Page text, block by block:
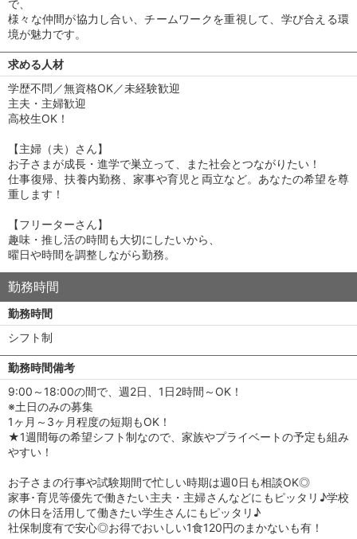
で、
様々な仲間が協力し合い、チームワークを重視して、学び合える環
境が魅力です。
求める人材
学歴不問／無資格OK／未経験歓迎
主夫・主婦歓迎
高校生OK！
【主婦（夫）さん】
お子さまが成長・進学で巣立って、また社会とつながりたい！
仕事復帰、扶養内勤務、家事や育児と両立など。あなたの希望を尊
重します！
【フリーターさん】
趣味・推し活の時間も大切にしたいから、
曜日や時間を調整しながら勤務。
勤務時間
勤務時間
シフト制
勤務時間備考
9:00～18:00の間で、週2日、1日2時間～OK！
※土日のみの募集
1ヶ月～3ヶ月程度の短期もOK！
★1週間毎の希望シフト制なので、家族やプライベートの予定も組み
やすい！
お子さまの行事や試験期間で忙しい時期は週0日も相談OK◎
家事･育児等優先で働きたい主夫・主婦さんなどにもピッタリ♪学校
の休日を活用して働きたい学生さんにもピッタリ♪
社保制度有で安心◎お得でおいしい1食120円のまかないも有！